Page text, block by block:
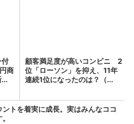
付
商
顧客満足度が高いコンビニ 2
位「ローソン」を抑え、11年
連続1位になったのは？（...
ントを着実に成長。実はみんなココ